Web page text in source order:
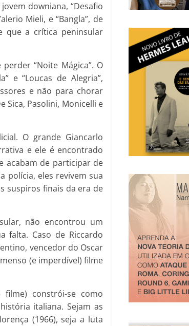
downiana, “Desafio
Mieli, e “Bangla”, de
que a crítica peninsular
“Noite Mágica”. O
e “Loucas de Alegria”,
e não para chorar
Sica, Pasolini, Monicelli e
O grande Giancarlo
e ele é encontrado
acabam de participar de
polícia, eles revivem sua
suspiros finais da era de
não encontrou um
falta. Caso de Riccardo
vencedor do Oscar
(e imperdível) filme
filme) constrói-se como
italiana. Sejam as
(1966), seja a luta